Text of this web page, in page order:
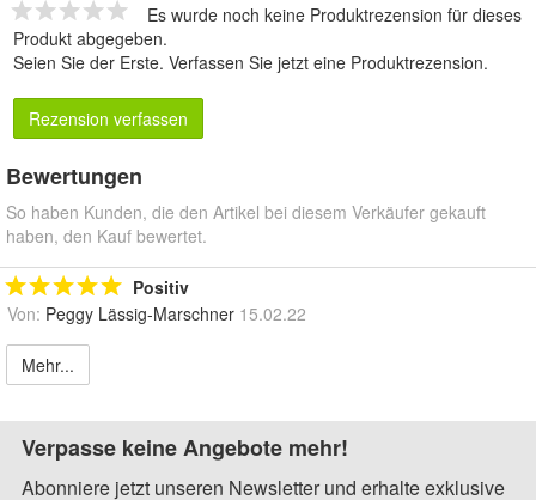
Es wurde noch keine Produktrezension für dieses
Produkt abgegeben.
Seien Sie der Erste. Verfassen Sie jetzt eine Produktrezension.
Rezension verfassen
Bewertungen
So haben Kunden, die den Artikel bei diesem Verkäufer gekauft
haben, den Kauf bewertet.
Positiv
Von: Peggy Lässig-Marschner 15.02.22
Mehr...
Verpasse keine Angebote mehr!
Abonniere jetzt unseren Newsletter und erhalte exklusive